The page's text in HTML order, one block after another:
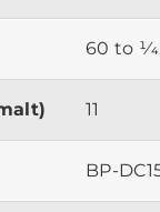
60 to
11
BP-